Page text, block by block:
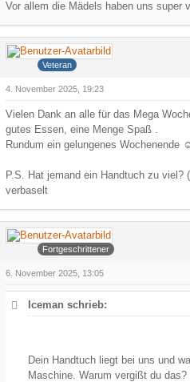
Vor allem die Mädels haben uns super
Iceman
Veteran
4. November 2025, 19:23
Vielen Dank an alle für das Mega
gutes Essen, eine Menge Spaß .
Rundum ein gelungenes Wochenende
P.S. Hat jemand ein Handtuch zu
verbaselt
Arowa
Fortgeschrittener
6. November 2025, 13:05
Iceman schrieb:
Dein Handtuch liegt bei uns und
Maschine. Warum vergißt du